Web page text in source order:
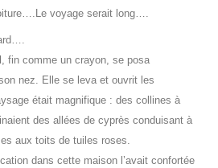
voyage serait long….
fin comme un crayon, se posa
nez. Elle se leva et ouvrit les
était magnifique : des collines à
des allées de cyprès conduisant à
aux toits de tuiles roses.
dans cette maison l’avait confortée